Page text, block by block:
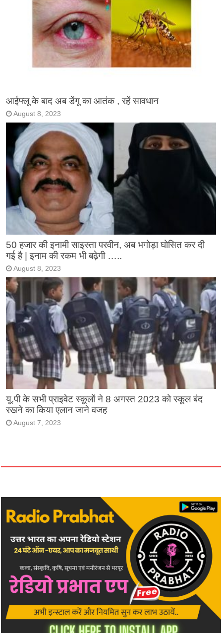
आईफ्लू के बाद अब डेंगू का आतंक , रहें सावधान
August 8, 2023
50 हजार की इनामी साइस्ता परवीन, अब भगोड़ा घोसित कर दी
गई है | इनाम की रकम भी बढ़ेगी …..
August 8, 2023
यू.पी के सभी प्राइवेट स्कूलों ने 8 अगस्त 2023 को स्कूल बंद
रखने का किया एलान जाने वजह
August 7, 2023